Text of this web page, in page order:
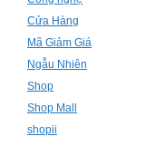
Cửa Hàng
Mã Giảm Giá
Ngẫu Nhiên
Shop
Shop Mall
shopii